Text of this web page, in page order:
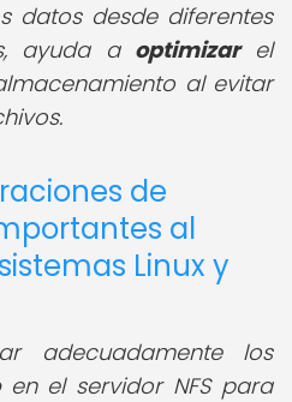
datos desde diferentes
ayuda a optimizarel
al evitar
de
al
Linux y
adecuadamente los
en el servidor NFS para